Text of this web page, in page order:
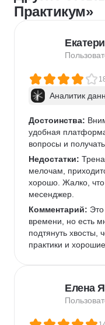
Практикум»
Аналитик
Достоинства:
удобная
вопросы и
Недостатки:
мелочам,
хорошо. Жалко,
месенджер.
Комментарий:
времени, но есть
подтянуть
практики и
Елена